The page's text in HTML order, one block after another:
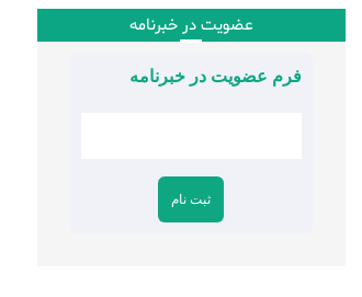
عضویت در خبرنامه
فرم عضویت در خبرنامه